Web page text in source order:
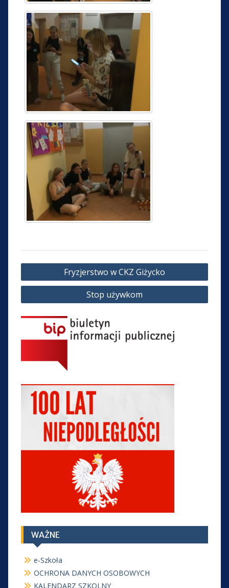
Nawigacja
wpisu
Fryzjerstwo w CKZ Giżycko
Stop używkom
WAŻNE
e-Szkoła
OCHRONA DANYCH OSOBOWYCH
KALENDARZ SZKOLNY